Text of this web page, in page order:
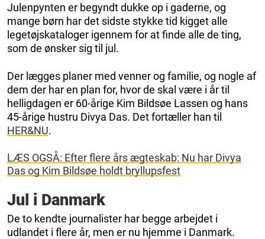
Julenpynten er begyndt dukke op i gaderne, og
mange børn har det sidste stykke tid kigget alle
legetøjskataloger igennem for at finde alle de ting,
som de ønsker sig til jul.
Der lægges planer med venner og familie, og nogle af
dem der har en plan for, hvor de skal være i år til
helligdagen er 60-årige Kim Bildsøe Lassen og hans
45-årige hustru Divya Das. Det fortæller han til
HER&NU.
LÆS OGSÅ: Efter flere års ægteskab: Nu har Divya
Das og Kim Bildsøe holdt bryllupsfest
Jul i Danmark
De to kendte journalister har begge arbejdet i
udlandet i flere år, men er nu hjemme i Danmark.